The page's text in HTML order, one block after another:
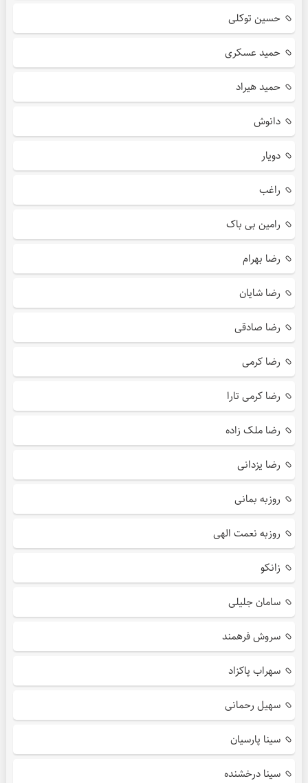
حسین توکلی
حمید عسکری
حمید هیراد
دانوش
دویار
راغب
رامین بی باک
رضا بهرام
رضا شایان
رضا صادقی
رضا کرمی
رضا کرمی تارا
رضا ملک زاده
رضا یزدانی
روزبه بمانی
روزبه نعمت الهی
زانکو
سامان جلیلی
سروش فرهمند
سهراب پاکزاد
سهیل رحمانی
سینا پارسیان
سینا درخشنده